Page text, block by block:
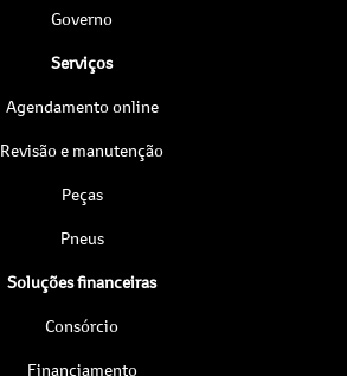
Governo
Serviços
Agendamento online
Revisão e manutenção
Peças
Pneus
Soluções financeiras
Consórcio
Financiamento